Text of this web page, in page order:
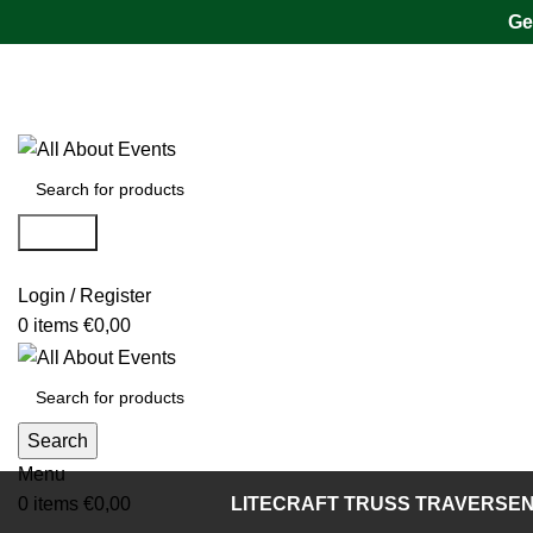
Login / Register
0 items €0,00
Search
Menu
0 items €0,00 LITECRAFT TRUSS TRAVERSEN